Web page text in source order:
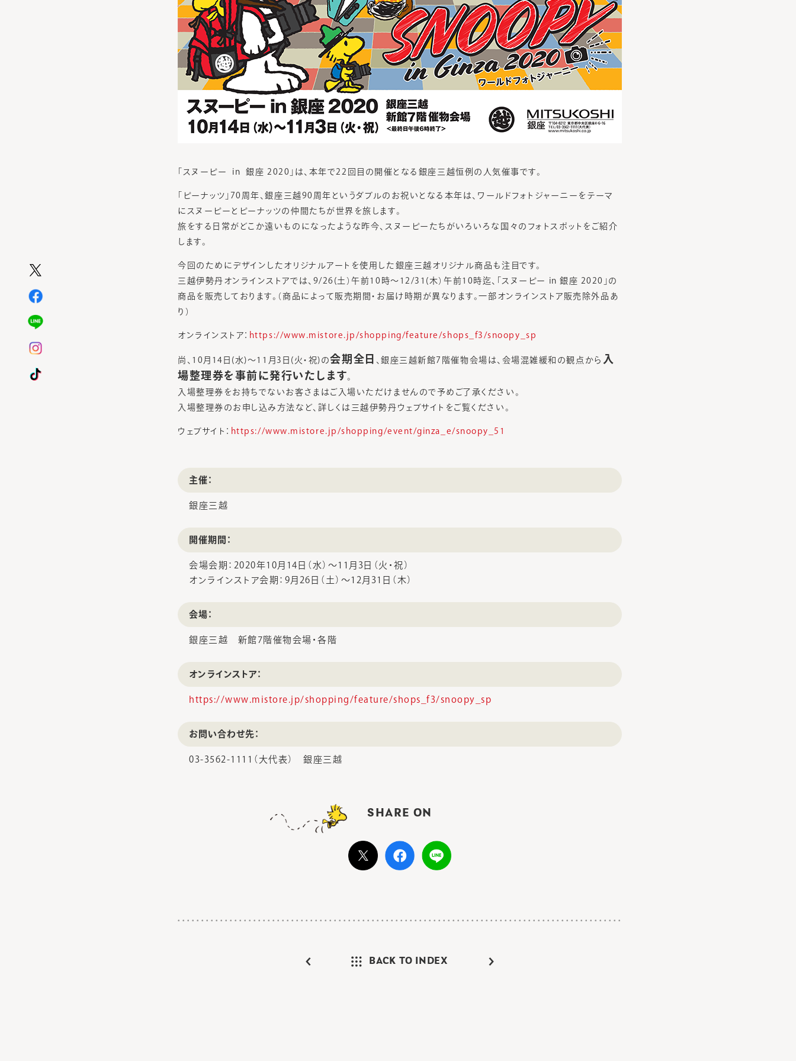
「スヌーピー in 銀座 2020」は、本年で22回目の開催となる銀座三越恒例の人気催事です。
「ピーナッツ」70周年、銀座三越90周年というダブルのお祝いとなる本年は、ワールドフォトジャーニーをテーマ
にスヌーピーとピーナッツの仲間たちが世界を旅します。
旅をする日常がどこか遠いものになったような昨今、スヌーピーたちがいろいろな国々のフォトスポットをご紹介
します。
今回のためにデザインしたオリジナルアートを使用した銀座三越オリジナル商品も注目です。
三越伊勢丹オンラインストアでは、9/26(土）午前10時～12/31(木）午前10時迄、「スヌーピー in 銀座 2020」の
商品を販売しております。（商品によって販売期間・お届け時期が異なります。一部オンラインストア販売除外品あ
り）
オンラインストア： https://www.mistore.jp/shopping/feature/shops_f3/snoopy_sp
尚、10月14日(水)～11月3日(火・祝)の会期全日 、銀座三越新館7階催物会場は、会場混雑緩和の観点から 入
場整理券を事前に発行いたします。
入場整理券をお持ちでないお客さまはご入場いただけませんので予めご了承ください。
入場整理券のお申し込み方法など、詳しくは三越伊勢丹ウェブサイトをご覧ください。
ウェブサイト： https://www.mistore.jp/shopping/event/ginza_e/snoopy_51
主催：
銀座三越
開催期間：
会場会期：2020年10月14日（水）～11月3日（火・祝）
オンラインストア会期：9月26日（土）～12月31日（木）
会場：
銀座三越 新館7階催物会場・各階
オンラインストア：
https://www.mistore.jp/shopping/feature/shops_f3/snoopy_sp
お問い合わせ先：
03-3562-1111（大代表） 銀座三越
SHARE ON
BACK TO INDEX